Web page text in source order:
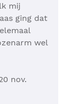
mij
ging dat
wel
nov.